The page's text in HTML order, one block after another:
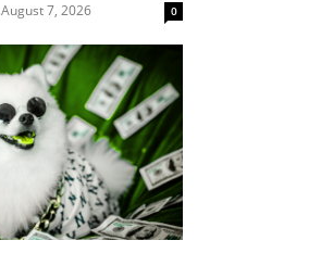
August 7, 2026 0